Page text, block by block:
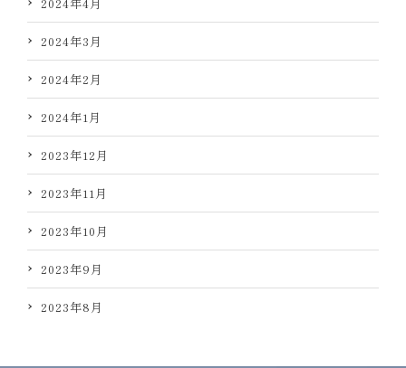
2024年3月
2024年2月
2024年1月
2023年12月
2023年11月
2023年10月
2023年9月
2023年8月